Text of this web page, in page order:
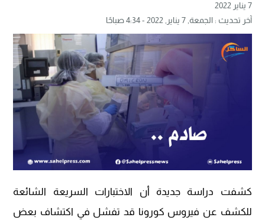
7 يناير 2022
آخر تحديث :الجمعة, 7 يناير, 2022 - 4:34 صباحًا
كشفت دراسة جديدة أن الاختبارات السريعة الشائعة
للكشف عن فيروس كورونا قد تفشل في اكتشاف بعض